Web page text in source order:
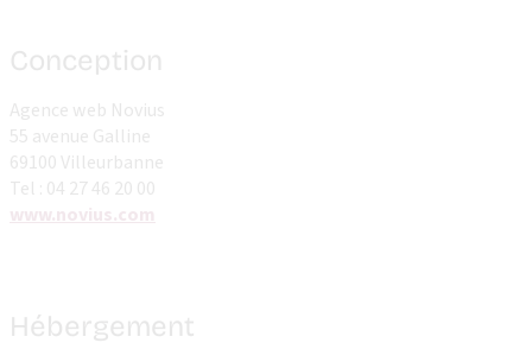
Conception
Agence web Novius
55 avenue Galline
69100 Villeurbanne
Tel : 04 27 46 20 00
Hébergement